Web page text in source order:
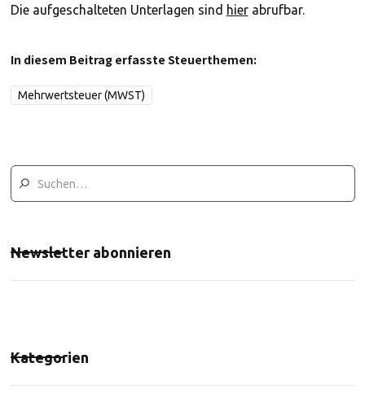
Die aufgeschalteten Unterlagen sind hierabrufbar.
In diesem Beitrag erfasste Steuerthemen:
Mehrwertsteuer (MWST)
Newsletter abonnieren
Kategorien